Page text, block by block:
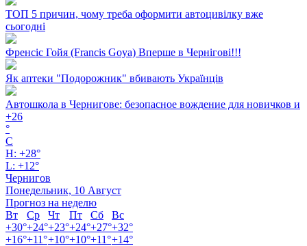
ТОП 5 причин, чому треба оформити автоцивілку вже
сьогодні
Френсіс Гойя (Francis Goya) Вперше в Чернігові!!!
Як аптеки "Подорожник" вбивають Українців
Автошкола в Чернигове: безопасное вождение для новичков и
+26
°
C
H: +28°
L: +12°
Чернигов
Понедельник, 10 Август
Прогноз на неделю
Вт
Ср Чт Пт Сб
Вс
+30°+24°+23°+24°+27°+32°
+16°+11°+10°+10°+11°+14°